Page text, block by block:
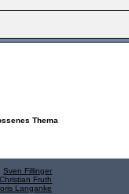
Thema
Sven Fillinger
Christian Fruth
Langanke